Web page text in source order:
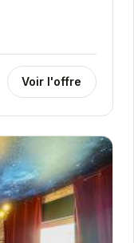
Voir l'offre